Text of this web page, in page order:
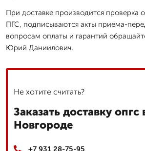
При доставке производится проверка
ПГС, подписываются акты приема-
вопросам оплаты и гарантий
Юрий Даниилович.
Не хотите считать?
Заказать доставку
Новгороде
+7 931 28-75-95